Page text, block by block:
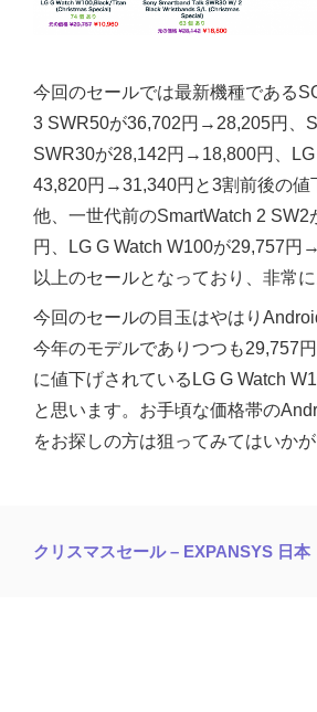
今回のセールでは最新機種である
3 SWR50が36,702円→28,205円、
SWR30が28,142円→18,800円、LG
43,820円→31,340円と3割前後の値
他、一世代前のSmartWatch 2
円、LG G Watch W100が29,757円
以上のセールとなっており、非常に
今回のセールの目玉はやはり
今年のモデルでありつつも29,757
に値下げされているLG G Watch
と思います。お手頃な価格帯の
をお探しの方は狙ってみてはいかが
クリスマスセール – EXPANSYS 日本